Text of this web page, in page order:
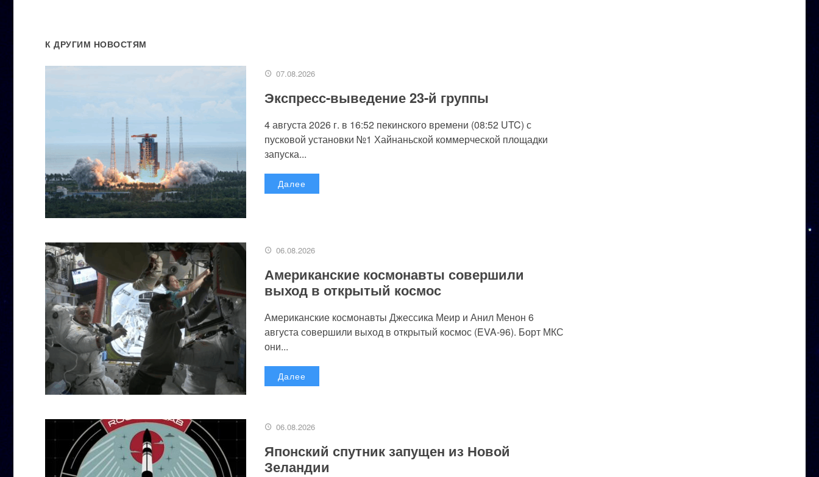
К ДРУГИМ НОВОСТЯМ
07.08.2026
Экспресс-выведение 23-й группы
4 августа 2026 г. в 16:52 пекинского времени (08:52 UTC) с
пусковой установки №1 Хайнаньской коммерческой площадки
запуска...
Далее
06.08.2026
Американские космонавты совершили
выход в открытый космос
Американские космонавты Джессика Меир и Анил Менон 6
августа совершили выход в открытый космос (EVA-96). Борт МКС
они...
Далее
06.08.2026
Японский спутник запущен из Новой
Зеландии